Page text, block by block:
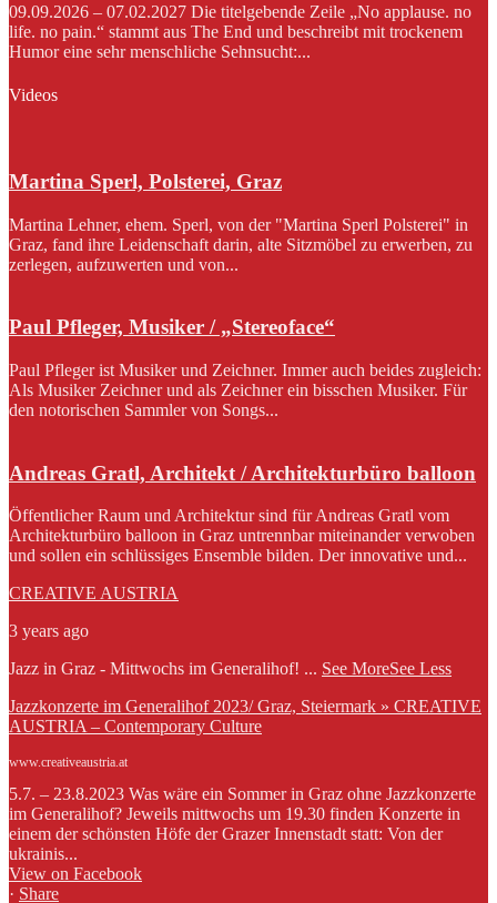
09.09.2026 – 07.02.2027 Die titelgebende Zeile „No applause. no
life. no pain.“ stammt aus The End und beschreibt mit trockenem
Humor eine sehr menschliche Sehnsucht:...
Videos
Martina Sperl, Polsterei, Graz
Martina Lehner, ehem. Sperl, von der "Martina Sperl Polsterei" in
Graz, fand ihre Leidenschaft darin, alte Sitzmöbel zu erwerben, zu
zerlegen, aufzuwerten und von...
Paul Pfleger, Musiker / „Stereoface“
Paul Pfleger ist Musiker und Zeichner. Immer auch beides zugleich:
Als Musiker Zeichner und als Zeichner ein bisschen Musiker. Für
den notorischen Sammler von Songs...
Andreas Gratl, Architekt / Architekturbüro balloon
Öffentlicher Raum und Architektur sind für Andreas Gratl vom
Architekturbüro balloon in Graz untrennbar miteinander verwoben
und sollen ein schlüssiges Ensemble bilden. Der innovative und...
CREATIVE AUSTRIA
3 years ago
Jazz in Graz - Mittwochs im Generalihof! ... See MoreSee Less
Jazzkonzerte im Generalihof 2023/ Graz, Steiermark » CREATIVE
AUSTRIA – Contemporary Culture
www.creativeaustria.at
5.7. – 23.8.2023 Was wäre ein Sommer in Graz ohne Jazzkonzerte
im Generalihof? Jeweils mittwochs um 19.30 finden Konzerte in
einem der schönsten Höfe der Grazer Innenstadt statt: Von der
ukrainis...
View on Facebook
· Share